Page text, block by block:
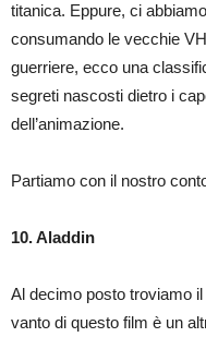
segreti
titanica. Eppure, ci
consumando le vecchie
guerriere, ecco una
segreti nascosti dietro i
dell’animazione.
Partiamo con il nostro
10. Aladdin
Al decimo posto troviamo
vanto di questo film è un